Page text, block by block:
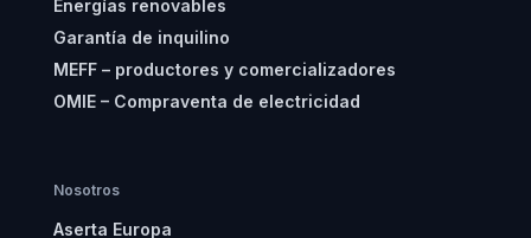
Energías renovables
Garantía de inquilino
MEFF – productores y comercializadores
OMIE – Compraventa de electricidad
Nosotros
Aserta Europa